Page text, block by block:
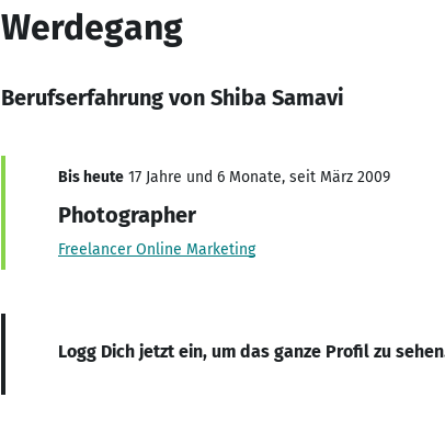
Werdegang
Berufserfahrung von Shiba Samavi
Bis heute 17 Jahre und 6 Monate, seit März 2009
Photographer
Freelancer Online Marketing
Logg Dich jetzt ein, um das ganze Profil zu